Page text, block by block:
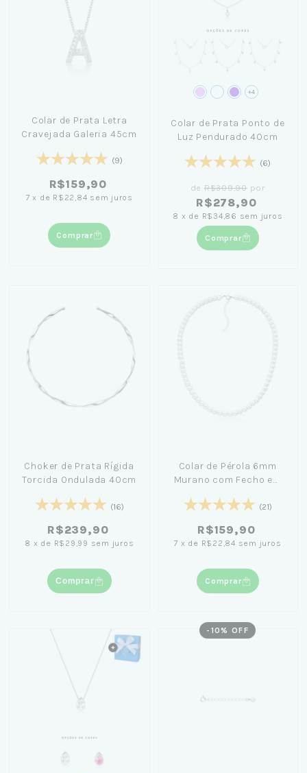
Colar de Prata Letra
Cravejada Galeria 45cm
(9)
R$159,90
7 x de R$22,84 sem juros
Comprar
+4
Colar de Prata Ponto de
Luz Pendurado 40cm
(6)
de R$309,90por
R$278,90
8 x de R$34,86 sem juros
Comprar
Choker de Prata Rígida
Torcida Ondulada 40cm
(16)
R$239,90
8 x de R$29,99 sem juros
Comprar
Colar de Pérola 6mm
Murano com Fecho em
(21)
R$159,90
7 x de R$22,84 sem juros
Comprar
- 10 % OFF